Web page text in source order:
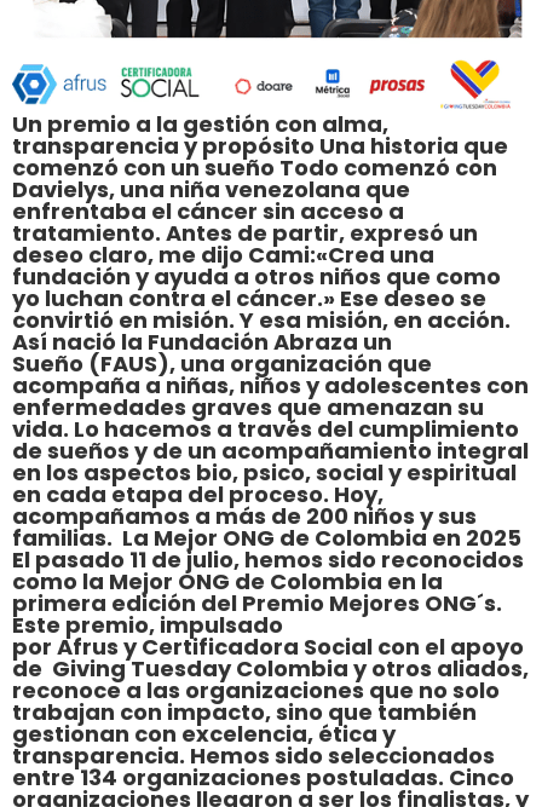
Un premio a la gestión con alma,
transparencia y propósito Una historia que
comenzó con un sueño Todo comenzó con
Davielys, una niña venezolana que
enfrentaba el cáncer sin acceso a
tratamiento. Antes de partir, expresó un
deseo claro, me dijo Cami:«Crea una
fundación y ayuda a otros niños que como
yo luchan contra el cáncer.» Ese deseo se
convirtió en misión. Y esa misión, en acción.
Así nació la Fundación Abraza un
Sueño (FAUS), una organización que
acompaña a niñas, niños y adolescentes con
enfermedades graves que amenazan su
vida. Lo hacemos a través del cumplimiento
de sueños y de un acompañamiento integral
en los aspectos bio, psico, social y espiritual
en cada etapa del proceso. Hoy,
acompañamos a más de 200 niños y sus
familias. La Mejor ONG de Colombia en 2025
El pasado 11 de julio, hemos sido reconocidos
como la Mejor ONG de Colombia en la
primera edición del Premio Mejores ONG´s.
Este premio, impulsado
por Afrus y Certificadora Social con el apoyo
de Giving Tuesday Colombia y otros aliados,
reconoce a las organizaciones que no solo
trabajan con impacto, sino que también
gestionan con excelencia, ética y
transparencia. Hemos sido seleccionados
entre 134 organizaciones postuladas. Cinco
organizaciones llegaron a ser los finalistas, y